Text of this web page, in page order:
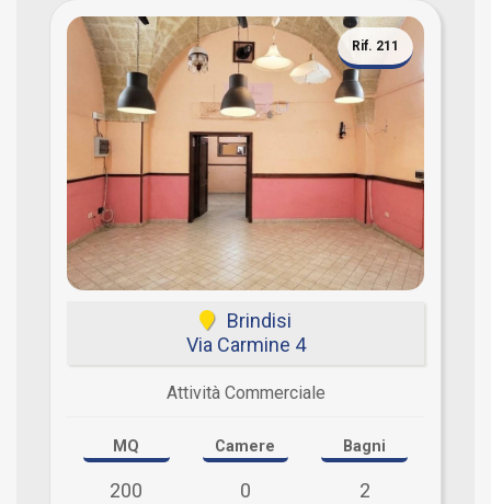
Rif. 211
Brindisi
Via Carmine 4
Attività Commerciale
MQ
200
Camere
0
Bagni
2